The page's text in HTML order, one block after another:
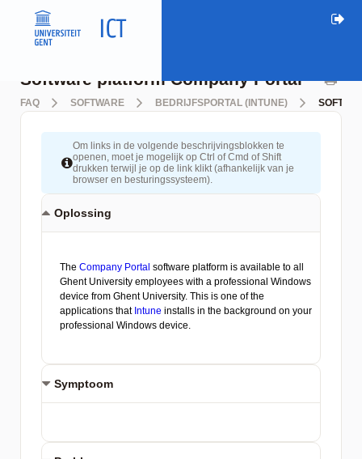
Software platform Company Portal
FAQ SOFTWARE BEDRIJFSPORTAL (INTUNE)
Om links in de volgende beschrijvingsblokken te
openen, moet je mogelijk op Ctrl of Cmd of Shift
drukken terwijl je op de link klikt (afhankelijk van je
browser en besturingssysteem).
Oplossing
Symptoom